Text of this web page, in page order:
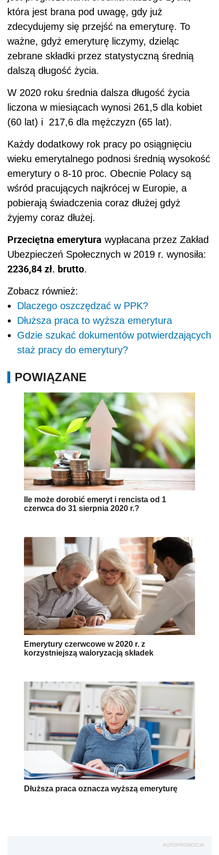
która jest brana pod uwagę, gdy już
zdecydujemy się przejść na emeryturę. To
ważne, gdyż emeryturę liczymy, dzieląc
zebrane składki przez statystyczną średnią
dalszą długość życia.
W 2020 roku średnia dalsza długość życia
liczona w miesiącach wynosi 261,5 dla kobiet
(60 lat) i 217,6 dla mężczyzn (65 lat).
Każdy dodatkowy rok pracy po osiągnięciu
wieku emerytalnego podnosi średnią wysokość
emerytury o 8-10 proc. Obecnie Polacy są
wśród pracujących najkrócej w Europie, a
pobierają świadczenia coraz dłużej gdyż
żyjemy coraz dłużej.
Przeciętna emerytura wypłacana przez Zakład
Ubezpieczeń Społecznych w 2019 r. wynosiła:
2236,84 zł. brutto.
Zobacz również:
Dlaczego oszczędzać w PPK?
Dłuższa praca to wyższa emerytura
Gdzie szukać dokumentów potwierdzających
staż pracy do emerytury?
POWIĄZANE
Ile może dorobić emeryt i rencista od 1
czerwca do 31 sierpnia 2020 r.?
Emerytury czerwcowe w 2020 r. z
korzystniejszą waloryzacją składek
Dłuższa praca oznacza wyższą emeryturę
AUTOPROMOCJA